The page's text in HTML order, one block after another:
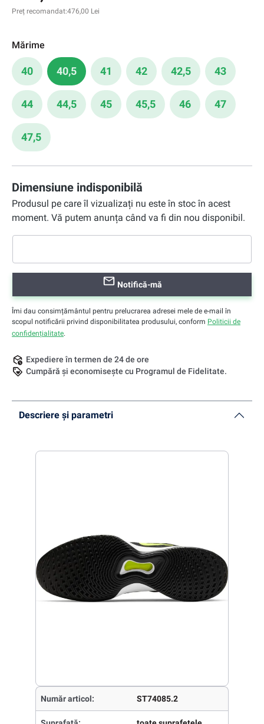
Preț recomandat:476,00 Lei
Mărime
40 40,5 41 42 42,5 43
44 44,5 45 45,5 46 47
47,5
Dimensiune indisponibilă
Produsul pe care îl vizualizați nu este în stoc în acest
moment. Vă putem anunța când va fi din nou disponibil.
Notifică-mă
Îmi dau consimțământul pentru prelucrarea adresei mele de e-mail în
scopul notificării privind disponibilitatea produsului, conform Politicii de
confidențialitate.
Expediere în termen de 24 de ore
Cumpără și economisește cu Programul de Fidelitate.
Descriere și parametri
Număr articol: ST74085.2